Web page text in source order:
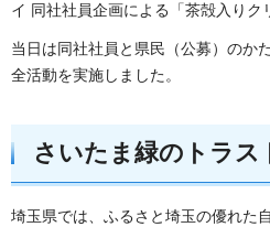
イ 同社社員企画による「茶殻入りク
当日は同社社員と県民（公募）のか
全活動を実施しました。
さいたま緑のトラス
埼玉県では、ふるさと埼玉の優れた